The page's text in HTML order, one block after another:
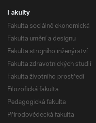
Fakulty
Fakulta sociálně ekonomická
Fakulta umění a designu
Fakulta strojního inženýrství
Fakulta zdravotnických studií
Fakulta životního prostředí
Filozofická fakulta
Pedagogická fakulta
Přírodovědecká fakulta